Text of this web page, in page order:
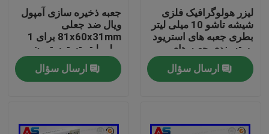
صفحه اصلی
درباره ما
لیزر هولوگرافیک فلزی
شیشه تاشو 10 میلی لیتر
بطری جعبه های استریود
بسته بندی جعبه های
دارویی برچسب
ارسال سؤال
جعبه ذخیره سازی آمپول
ویال ضد جعلی
81x60x31mm برای 1
میلی لیتر تستوسترون
پروپیونات
ارسال سؤال